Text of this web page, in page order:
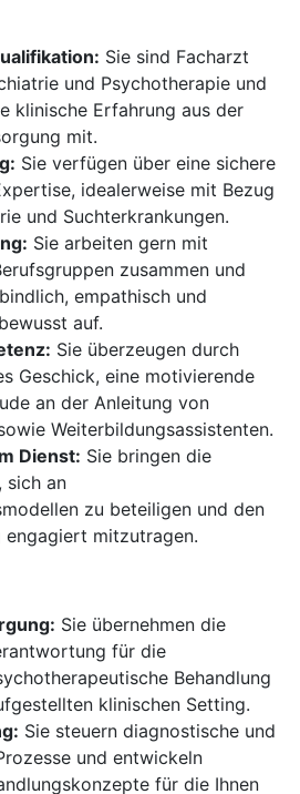
Sie sind Facharzt
und Psychotherapie und
klinische Erfahrung aus der
mit.
Sie verfügen über eine sichere
idealerweise mit Bezug
und Suchterkrankungen.
Sie arbeiten gern mit
zusammen und
empathisch und
auf.
Sie überzeugen durch
Geschick, eine motivierende
an der Anleitung von
Weiterbildungsassistenten.
Dienst: Sie bringen die
sich an
zu beteiligen und den
engagiert mitzutragen.
Sie übernehmen die
für die
Behandlung
klinischen Setting.
Sie steuern diagnostische und
und entwickeln
für die Ihnen